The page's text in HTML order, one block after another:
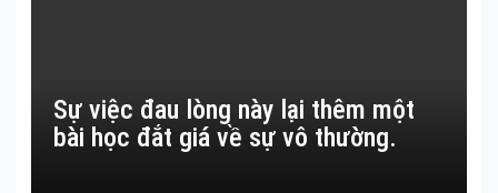
Sự việc đau lòng này lại thêm một
bài học đắt giá về sự vô thường.